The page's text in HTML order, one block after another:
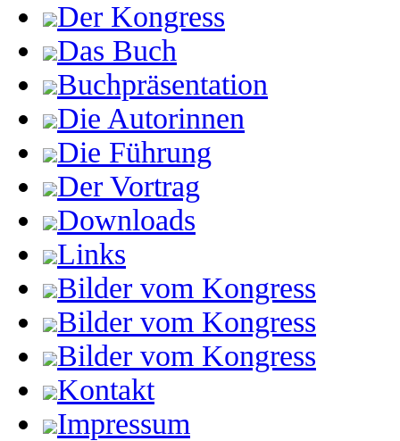
Der Kongress
Das Buch
Buchpräsentation
Die Autorinnen
Die Führung
Der Vortrag
Downloads
Links
Bilder vom Kongress
Bilder vom Kongress
Bilder vom Kongress
Kontakt
Impressum